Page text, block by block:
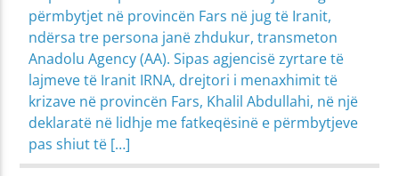
përmbytjet në provincën Fars në jug të Iranit,
ndërsa tre persona janë zhdukur, transmeton
Anadolu Agency (AA). Sipas agjencisë zyrtare të
lajmeve të Iranit IRNA, drejtori i menaxhimit të
krizave në provincën Fars, Khalil Abdullahi, në një
deklaratë në lidhje me fatkeqësinë e përmbytjeve
pas shiut të […]